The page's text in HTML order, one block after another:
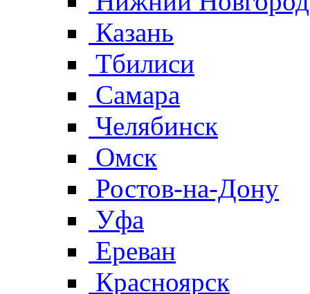
Казань
Тбилиси
Самара
Челябинск
Омск
Ростов-на-Дону
Уфа
Ереван
Красноярск